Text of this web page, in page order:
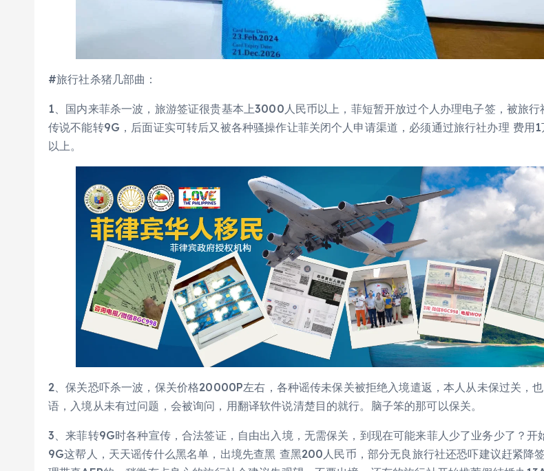
#旅行社杀猪几部曲：
1、国内来菲杀一波，旅游签证很贵基本上3000人民币以上，菲短暂开放过个人办理电子签，被旅行
传说不能转9G，后面证实可转后又被各种骚操作让菲关闭个人申请渠道，必须通过旅行社办理 费用1
以上。
2、保关恐吓杀一波，保关价格20000P左右，各种谣传未保关被拒绝入境遣返，本人从未保过关，
语，入境从未有过问题，会被询问，用翻译软件说清楚目的就行。脑子笨的那可以保关。
3、来菲转9G时各种宣传，合法签证，自由出入境，无需保关，到现在可能来菲人少了业务少了？开
9G这帮人，天天谣传什么黑名单，出境先查黑 查黑200人民币，部分无良旅行社还恐吓建议赶紧降